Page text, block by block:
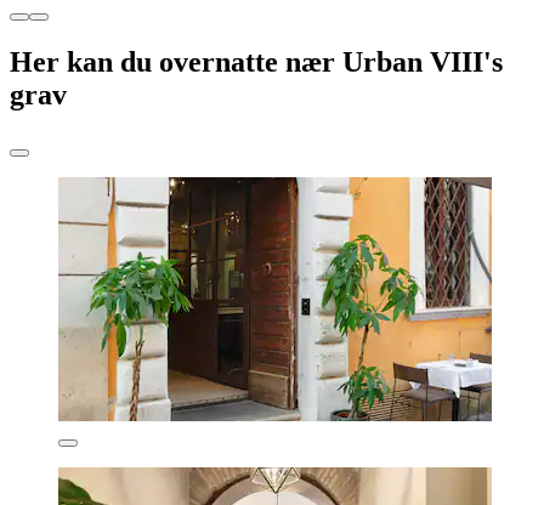
Her kan du overnatte nær Urban VIII's
grav